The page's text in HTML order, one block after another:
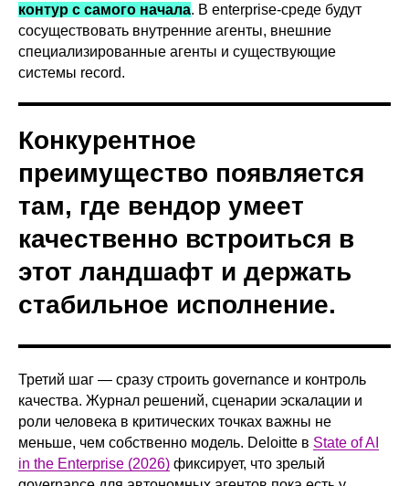
контур с самого начала. В enterprise-среде будут
сосуществовать внутренние агенты, внешние
специализированные агенты и существующие
системы record.
Конкурентное
преимущество появляется
там, где вендор умеет
качественно встроиться в
этот ландшафт и держать
стабильное исполнение.
Третий шаг — сразу строить governance и контроль
качества. Журнал решений, сценарии эскалации и
роли человека в критических точках важны не
меньше, чем собственно модель. Deloitte в State of AI
in the Enterprise (2026) фиксирует, что зрелый